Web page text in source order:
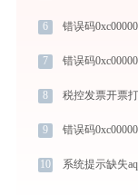
6 错误码
7 错误码
8
9 错误码
10 系统提示缺失